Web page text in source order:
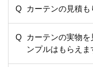
カーテンの見積も
カーテンの実物
ンプルはもらえま